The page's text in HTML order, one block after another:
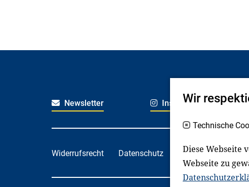
Newsletter Instagram
Widerrufsrecht Datenschutz
Wir
Technische
Diese Webseite
Webseite zu